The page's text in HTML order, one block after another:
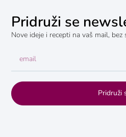
Pridruži se
Nove ideje i recepti na vaš mail, bez
Pridruži